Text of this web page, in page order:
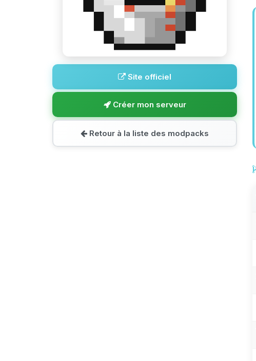
Site officiel
Créer mon serveur
Retour à la liste des modpacks